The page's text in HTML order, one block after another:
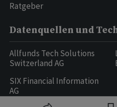
Ratgeber
Datenquellen und
Allfunds Tech Solutions
Switzerland AG
SIX Financial Information
AG